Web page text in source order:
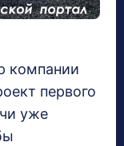
компании
первого
уже